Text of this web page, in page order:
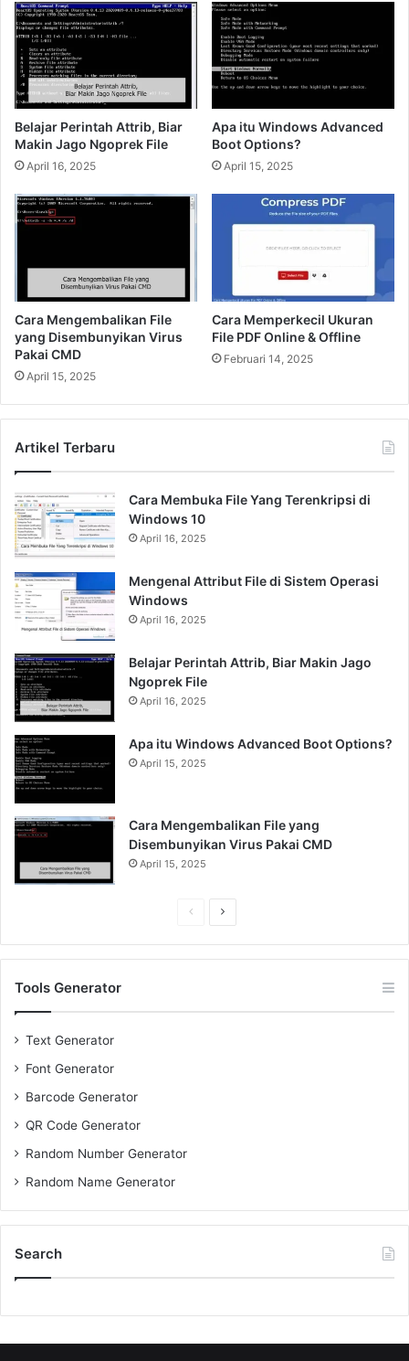
Belajar Perintah Attrib, Biar
Makin Jago Ngoprek File
April 16, 2025
Apa itu Windows Advanced
Boot Options?
April 15, 2025
Cara Mengembalikan File
yang Disembunyikan Virus
Pakai CMD
April 15, 2025
Cara Memperkecil Ukuran
File PDF Online & Offline
Februari 14, 2025
Artikel Terbaru
Cara Membuka File Yang Terenkripsi di
Windows 10
April 16, 2025
Mengenal Attribut File di Sistem Operasi
Windows
April 16, 2025
Belajar Perintah Attrib, Biar Makin Jago
Ngoprek File
April 16, 2025
Apa itu Windows Advanced Boot Options?
April 15, 2025
Cara Mengembalikan File yang
Disembunyikan Virus Pakai CMD
April 15, 2025
PreviousNext
Tools Generator
Text Generator
Font Generator
Barcode Generator
QR Code Generator
Random Number Generator
Random Name Generator
Search